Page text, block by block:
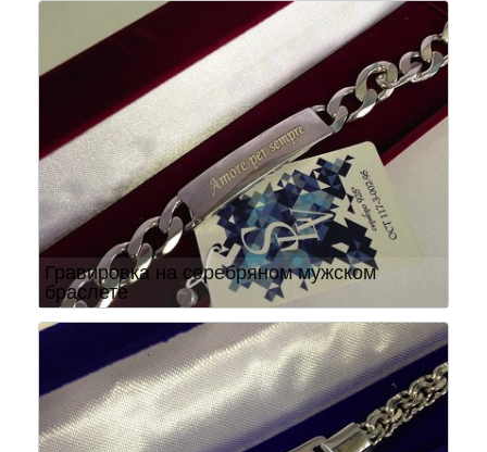
Гравировка на серебряном мужском
браслете